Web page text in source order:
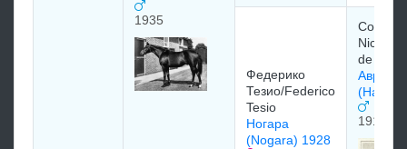
1935
Федерико
Тезио/Federico
Tesio
Ногара
(Nogara) 1928
Comte
Nicolay
de
Авресак
1915